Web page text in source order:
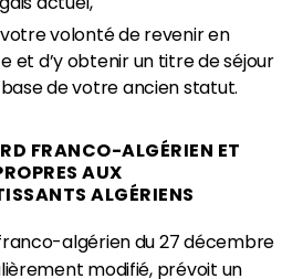
volonté de revenir en
et d’y obtenir un titre de séjour
de votre ancien statut.
FRANCO-ALGÉRIEN ET
AUX
ALGÉRIENS
algérien du 27 décembre
modifié, prévoit un